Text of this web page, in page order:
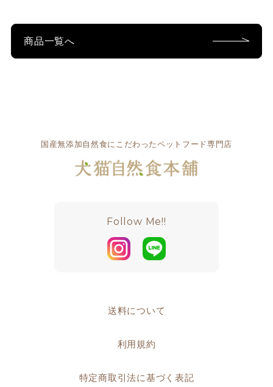
商品一覧へ
国産無添加自然食にこだわったペットフード専門店
Follow Me!!
送料について
利用規約
特定商取引法に基づく表記